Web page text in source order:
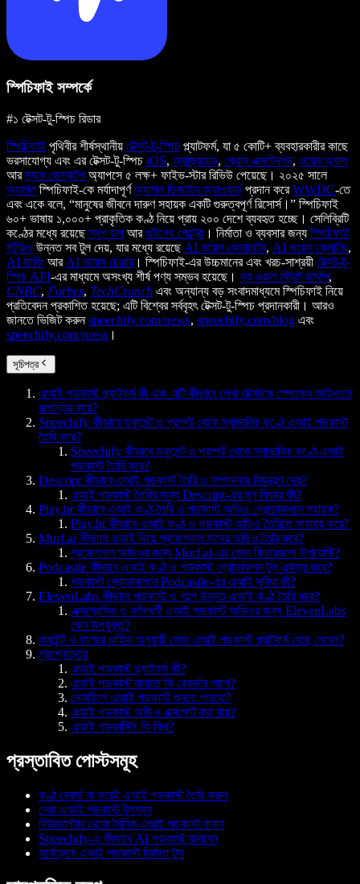
স্পিচিফাই সম্পর্কে
#১ টেক্সট-টু-স্পিচ রিডার
স্পিচিফাই পৃথিবীর শীর্ষস্থানীয় টেক্সট-টু-স্পিচ প্ল্যাটফর্ম, যা ৫ কোটি+ ব্যবহারকারীর কাছে
ভরসাযোগ্য এবং এর টেক্সট-টু-স্পিচ iOS, অ্যান্ড্রয়েড, ক্রোম এক্সটেনশন, ওয়েব অ্যাপ
আরম্যাক ডেস্কটপ অ্যাপসে ৫ লক্ষ+ ফাইভ-স্টার রিভিউ পেয়েছে। ২০২৫ সালে
অ্যাপলস্পিচিফাই-কে মর্যাদাপূর্ণঅ্যাপল ডিজাইন অ্যাওয়ার্ড প্রদান করেWWDC-তে
এবং একে বলে, “মানুষের জীবনে দারুণ সহায়ক একটি গুরুত্বপূর্ণ রিসোর্স।” স্পিচিফাই
৬০+ ভাষায় ১,০০০+ প্রাকৃতিক কণ্ঠ নিয়ে প্রায় ২০০ দেশে ব্যবহৃত হচ্ছে। সেলিব্রিটি
কণ্ঠের মধ্যে রয়েছেস্নুপ ডগ আরগুইনেথ পেল্ট্রো । নির্মাতা ও ব্যবসার জন্য স্পিচিফাই
স্টুডিও উন্নত সব টুল দেয়, যার মধ্যে রয়েছে AI ভয়েস জেনারেটর, AI ভয়েস ক্লোনিং,
AI ডাবিং আর AI ভয়েস চেঞ্জার। স্পিচিফাই-এর উচ্চমানের এবং খরচ-সাশ্রয়ী টেক্সট-টু-
স্পিচ API-এর মাধ্যমে অসংখ্য শীর্ষ পণ্য সম্ভব হয়েছে। দ্য ওয়াল স্ট্রিট জার্নাল,
CNBC, Forbes, TechCrunch এবং অন্যান্য বড় সংবাদমাধ্যমে স্পিচিফাই নিয়ে
প্রতিবেদন প্রকাশিত হয়েছে; এটি বিশ্বের সর্ববৃহৎ টেক্সট-টু-স্পিচ প্রদানকারী। আরও
জানতে ভিজিট করুনspeechify.com/news, speechify.com/blog এবং
speechify.com/press ।
সূচিপত্র
এআই পডকাস্ট প্ল্যাটফর্ম কী এবং এটি কীভাবে লেখা টেক্সটকে স্পোকেন অডিওতে
রূপান্তর করে?
Speechify কীভাবে ডকুমেন্ট ও প্রম্পট থেকে স্বাভাবিক কণ্ঠে এআই পডকাস্ট
তৈরি করে?
Speechify কীভাবে ডকুমেন্ট ও প্রম্পট থেকে স্বাভাবিক কণ্ঠে এআই
পডকাস্ট তৈরি করে?
Descript কীভাবে এআই পডকাস্ট তৈরি ও সম্পাদনায় নিয়ন্ত্রণ দেয়?
এআই পডকাস্ট তৈরির জন্য Descript-এর মূল ফিচার কী?
Play.ht কীভাবে এআই কণ্ঠ তৈরি ও পডকাস্ট অডিও প্রোডাকশনে সহায়ক?
Play.ht কীভাবে এআই কণ্ঠ ও পডকাস্ট অডিও তৈরিতে সাহায্য করে?
Murf.ai কীভাবে এআই দিয়ে প্রফেশনাল মানের অডিও তৈরি করে?
প্রফেশনাল অডিওর জন্য Murf.ai-এর কোন ফিচারগুলো উপযোগী?
Podcastle কীভাবে এআই কণ্ঠ ও পডকাস্ট প্রোডাকশন টুল একত্র করে?
পডকাস্ট প্রোডাকশনে Podcastle-এর এআই সুবিধা কী?
ElevenLabs কীভাবে পডকাস্ট ও গল্পে উন্নত এআই কণ্ঠ তৈরি করে?
এক্সপ্রেসিভ ও বর্ণনাধর্মী এআই পডকাস্ট অডিওর জন্য ElevenLabs
কেন উপযুক্ত?
কনটেন্ট ও কাজের চাহিদা অনুযায়ী কোন এআই পডকাস্ট প্ল্যাটফর্ম বেছে নেবেন?
প্রশ্নোত্তর
এআই পডকাস্ট প্ল্যাটফর্ম কী?
এআই পডকাস্ট বানাতে কি রেকর্ডার লাগে?
মোবাইলে এআই পডকাস্ট শুনতে পারবো?
এআই পডকাস্ট অডিও এক্সপোর্ট করা যায়?
এআই পডকাস্টিং কি ফ্রি?
প্রস্তাবিত পোস্টসমূহ
কণ্ঠ রেকর্ড না করেই এআই পডকাস্ট তৈরি করুন
সেরা এআই পডকাস্ট টুলসমূহ
নিউজলেটার থেকে দৈনিক এআই পডকাস্ট বানান
Speechify-এ কীভাবে AI পডকাস্ট বানাবেন
সর্বোত্তম এআই পডকাস্ট নির্মাতা টুল